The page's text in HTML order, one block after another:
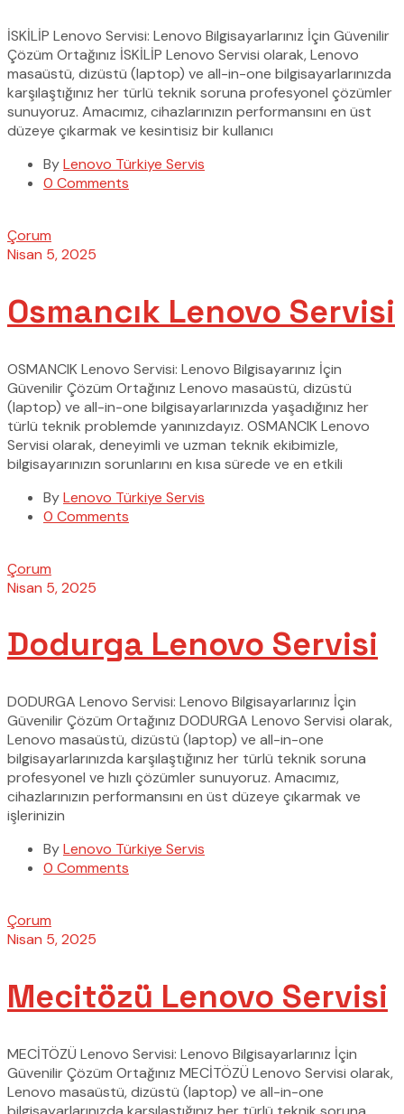
İSKİLİP Lenovo Servisi: Lenovo Bilgisayarlarınız İçin Güvenilir
Çözüm Ortağınız İSKİLİP Lenovo Servisi olarak, Lenovo
masaüstü, dizüstü (laptop) ve all-in-one bilgisayarlarınızda
karşılaştığınız her türlü teknik soruna profesyonel çözümler
sunuyoruz. Amacımız, cihazlarınızın performansını en üst
düzeye çıkarmak ve kesintisiz bir kullanıcı
ByLenovo Türkiye Servis
0 Comments
Çorum
Nisan 5, 2025
Osmancık Lenovo Servisi
OSMANCIK Lenovo Servisi: Lenovo Bilgisayarınız İçin
Güvenilir Çözüm Ortağınız Lenovo masaüstü, dizüstü
(laptop) ve all-in-one bilgisayarlarınızda yaşadığınız her
türlü teknik problemde yanınızdayız. OSMANCIK Lenovo
Servisi olarak, deneyimli ve uzman teknik ekibimizle,
bilgisayarınızın sorunlarını en kısa sürede ve en etkili
ByLenovo Türkiye Servis
0 Comments
Çorum
Nisan 5, 2025
Dodurga Lenovo Servisi
DODURGA Lenovo Servisi: Lenovo Bilgisayarlarınız İçin
Güvenilir Çözüm Ortağınız DODURGA Lenovo Servisi olarak,
Lenovo masaüstü, dizüstü (laptop) ve all-in-one
bilgisayarlarınızda karşılaştığınız her türlü teknik soruna
profesyonel ve hızlı çözümler sunuyoruz. Amacımız,
cihazlarınızın performansını en üst düzeye çıkarmak ve
işlerinizin
ByLenovo Türkiye Servis
0 Comments
Çorum
Nisan 5, 2025
Mecitözü Lenovo Servisi
MECİTÖZÜ Lenovo Servisi: Lenovo Bilgisayarlarınız İçin
Güvenilir Çözüm Ortağınız MECİTÖZÜ Lenovo Servisi olarak,
Lenovo masaüstü, dizüstü (laptop) ve all-in-one